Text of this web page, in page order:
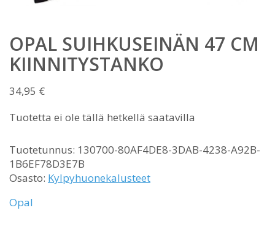
OPAL SUIHKUSEINÄN 47 CM
KIINNITYSTANKO
34,95 €
Tuotetta ei ole tällä hetkellä saatavilla
Tuotetunnus: 130700-80AF4DE8-3DAB-4238-A92B-
1B6EF78D3E7B
Osasto: Kylpyhuonekalusteet
Opal